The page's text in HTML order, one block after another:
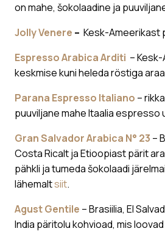
on mahe, šokolaadine ja
Jolly Venere – Kesk-Ameerikast
Espresso Arabica Arditi –
keskmise kuni heleda röstiga
Parana Espresso Italiano –
puuviljane mahe Itaalia espresso
Gran Salvador Arabica N° 23 –
Costa Ricalt ja Etioopiast pärit
pähkli ja tumeda šokolaadi
lähemaltsiit.
Agust Gentile – Brasiilia, El
India päritolu kohvioad, mis